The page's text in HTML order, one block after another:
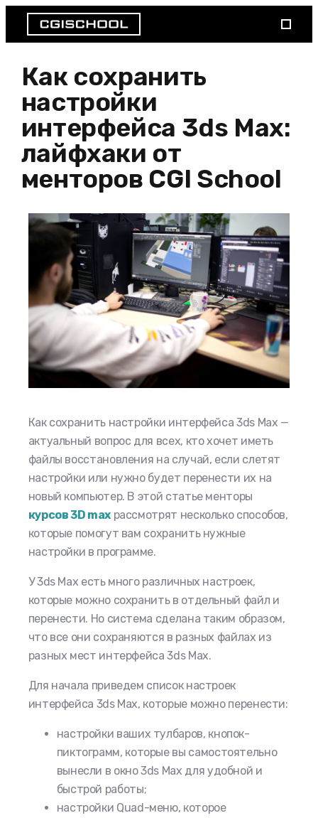
Как сохранить
настройки
интерфейса 3ds Max:
лайфхаки от
менторов CGI School
Как сохранить настройки интерфейса 3ds Max —
актуальный вопрос для всех, кто хочет иметь
файлы восстановления на случай, если слетят
настройки или нужно будет перенести их на
новый компьютер. В этой статье менторы
курсов 3D maxрассмотрят несколько способов,
которые помогут вам сохранить нужные
настройки в программе.
У 3ds Max есть много различных настроек,
которые можно сохранить в отдельный файл и
перенести. Но система сделана таким образом,
что все они сохраняются в разных файлах из
разных мест интерфейса 3ds Max.
Для начала приведем список настроек
интерфейса 3ds Max, которые можно перенести:
настройки ваших тулбаров, кнопок-
пиктограмм, которые вы самостоятельно
вынесли в окно 3ds Max для удобной и
быстрой работы;
настройки Quad-меню, которое